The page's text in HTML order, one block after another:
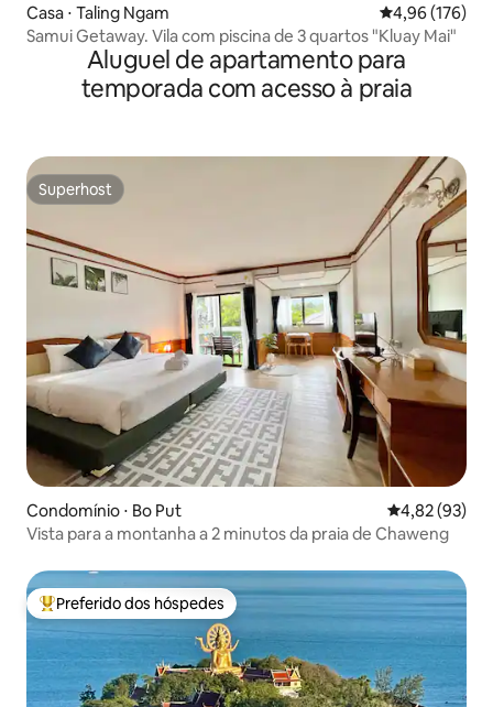
Casa ⋅ Taling Ngam 4,96 de uma
4,96 (176)
Samui Getaway. Vila com piscina de 3 quartos "Kluay Mai"
Aluguel de apartamento para
temporada com acesso à praia
Superhost
Superhost
Condomínio ⋅ Bo Put 4,82 de uma
4,82 (93)
Vista para a montanha a 2 minutos da praia de Chaweng
Entre os melhores preferidos dos hóspedes
Preferido dos hóspedes